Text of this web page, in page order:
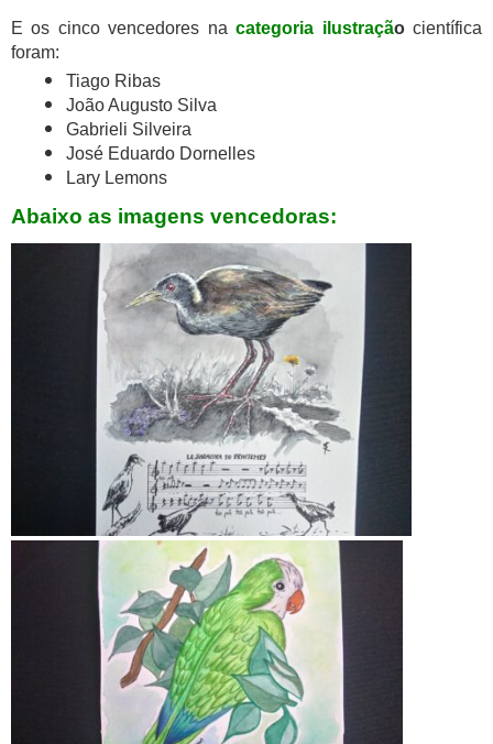
E os cinco vencedores nacategoria ilustraçãocientífica
foram:
Tiago Ribas
João Augusto Silva
Gabrieli Silveira
José Eduardo Dornelles
Lary Lemons
Abaixo as imagens vencedoras: